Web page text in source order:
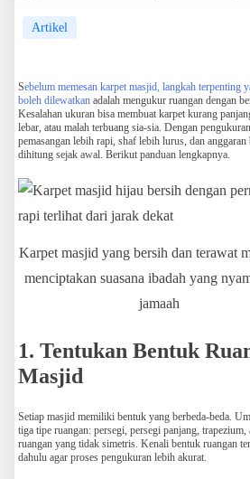
Artikel
Sebelum memesan karpet masjid, langkah terpenting
boleh dilewatkan adalah mengukur ruangan dengan
Kesalahan ukuran bisa membuat karpet kurang
lebar, atau malah terbuang sia-sia. Dengan
pemasangan lebih rapi, shaf lebih lurus, dan anggaran
dihitung sejak awal. Berikut panduan lengkapnya.
Karpet masjid yang bersih dan terawat
menciptakan suasana ibadah yang
jamaah
1. Tentukan Bentuk
Masjid
Setiap masjid memiliki bentuk yang berbeda-beda.
tiga tipe ruangan: persegi, persegi panjang, trapezium,
ruangan yang tidak simetris. Kenali bentuk ruangan
dahulu agar proses pengukuran lebih akurat.